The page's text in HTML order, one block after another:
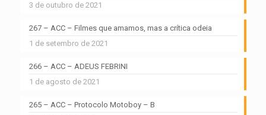
3 de outubro de 2021
267 – ACC – Filmes que amamos, mas a crítica odeia
1 de setembro de 2021
266 – ACC – ADEUS FEBRINI
1 de agosto de 2021
265 – ACC – Protocolo Motoboy – B